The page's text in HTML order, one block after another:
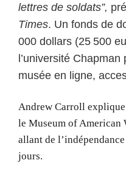
lettres de soldats”,
Times. Un fonds de
000 dollars (25 500
l’université
musée en ligne,
Andrew Carroll
le Museum of American
allant de
jours.